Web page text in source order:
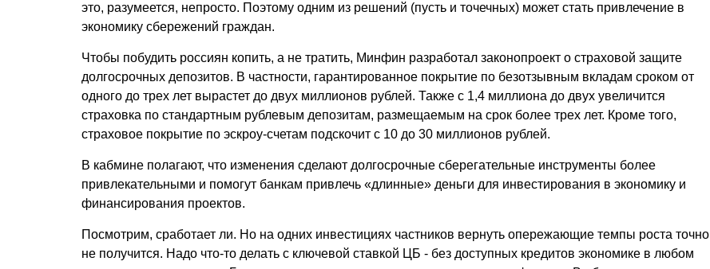
это, разумеется, непросто. Поэтому одним из решений (пусть и точечных) может стать привлечение в
экономику сбережений граждан.
Чтобы побудить россиян копить, а не тратить, Минфин разработал законопроект о страховой защите
долгосрочных депозитов. В частности, гарантированное покрытие по безотзывным вкладам сроком от
одного до трех лет вырастет до двух миллионов рублей. Также с 1,4 миллиона до двух увеличится
страховка по стандартным рублевым депозитам, размещаемым на срок более трех лет. Кроме того,
страховое покрытие по эскроу-счетам подскочит с 10 до 30 миллионов рублей.
В кабмине полагают, что изменения сделают долгосрочные сберегательные инструменты более
привлекательными и помогут банкам привлечь «длинные» деньги для инвестирования в экономику и
финансирования проектов.
Посмотрим, сработает ли. Но на одних инвестициях частников вернуть опережающие темпы роста точно
не получится. Надо что-то делать с ключевой ставкой ЦБ - без доступных кредитов экономике в любом